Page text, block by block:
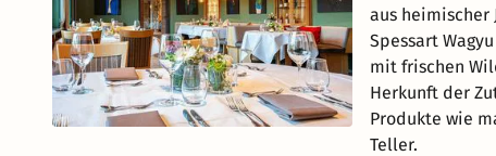
aus heimischer
Spessart
mit frischen
Herkunft der
Produkte wie
Teller.